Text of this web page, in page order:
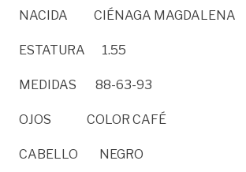
NACIDA CIÉNAGA MAGDALENA
ESTATURA 1.55
MEDIDAS 88-63-93
OJOS COLOR CAFÉ
CABELLO NEGRO